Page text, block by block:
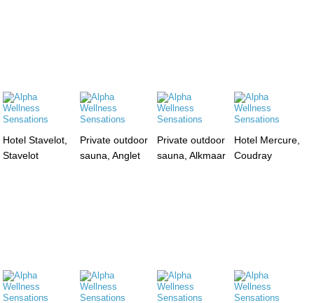
Hotel Stavelot,
Stavelot
Private outdoor
sauna, Anglet
Private outdoor
sauna, Alkmaar
Hotel Mercure,
Coudray